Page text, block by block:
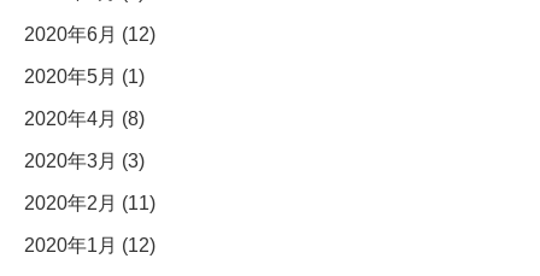
2020年6月 (12)
2020年5月 (1)
2020年4月 (8)
2020年3月 (3)
2020年2月 (11)
2020年1月 (12)